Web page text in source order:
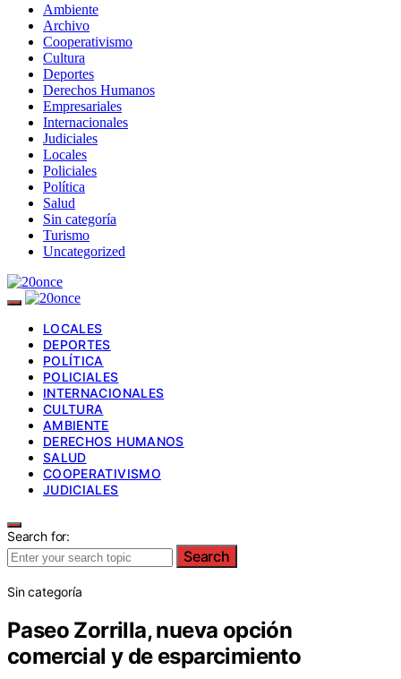
Ambiente
Archivo
Cooperativismo
Cultura
Deportes
Derechos Humanos
Empresariales
Internacionales
Judiciales
Locales
Policiales
Política
Salud
Sin categoría
Turismo
Uncategorized
LOCALES
DEPORTES
POLÍTICA
POLICIALES
INTERNACIONALES
CULTURA
AMBIENTE
DERECHOS HUMANOS
SALUD
COOPERATIVISMO
JUDICIALES
Search for:
Search
Sin categoría
Paseo Zorrilla, nueva opción
comercial y de esparcimiento